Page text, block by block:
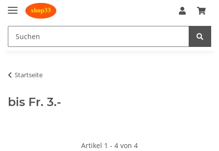
Startseite
bis Fr. 3.-
Artikel 1 - 4 von 4